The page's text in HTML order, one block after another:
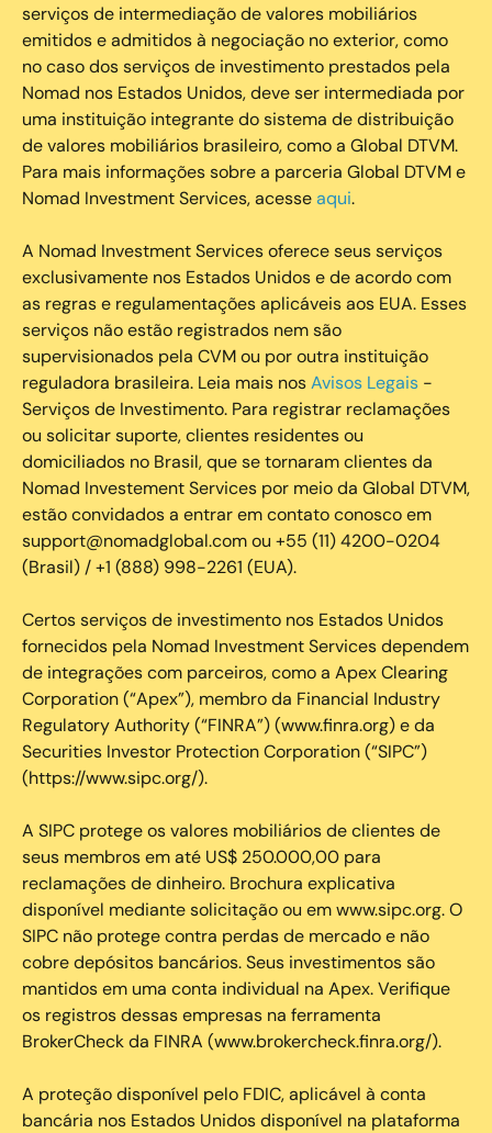
serviços de intermediação de valores mobiliários
emitidos e admitidos à negociação no exterior, como
no caso dos serviços de investimento prestados pela
Nomad nos Estados Unidos, deve ser intermediada por
uma instituição integrante do sistema de distribuição
de valores mobiliários brasileiro, como a Global DTVM.
Para mais informações sobre a parceria Global DTVM e
Nomad Investment Services, acesseaqui.
A Nomad Investment Services oferece seus serviços
exclusivamente nos Estados Unidos e de acordo com
as regras e regulamentações aplicáveis aos EUA. Esses
serviços não estão registrados nem são
supervisionados pela CVM ou por outra instituição
reguladora brasileira. Leia mais nosAvisos Legais -
Serviços de Investimento. Para registrar reclamações
ou solicitar suporte, clientes residentes ou
domiciliados no Brasil, que se tornaram clientes da
Nomad Investement Services por meio da Global DTVM,
estão convidados a entrar em contato conosco em
support@nomadglobal.com ou +55 (11) 4200-0204
(Brasil) / +1 (888) 998-2261 (EUA).
Certos serviços de investimento nos Estados Unidos
fornecidos pela Nomad Investment Services dependem
de integrações com parceiros, como a Apex Clearing
Corporation (“Apex”), membro da Financial Industry
Regulatory Authority (“FINRA”) (www.finra.org) e da
Securities Investor Protection Corporation (“SIPC”)
(https://www.sipc.org/).
A SIPC protege os valores mobiliários de clientes de
seus membros em até US$ 250.000,00 para
reclamações de dinheiro. Brochura explicativa
disponível mediante solicitação ou em www.sipc.org. O
SIPC não protege contra perdas de mercado e não
cobre depósitos bancários. Seus investimentos são
mantidos em uma conta individual na Apex. Verifique
os registros dessas empresas na ferramenta
BrokerCheck da FINRA (www.brokercheck.finra.org/).
A proteção disponível pelo FDIC, aplicável à conta
bancária nos Estados Unidos disponível na plataforma